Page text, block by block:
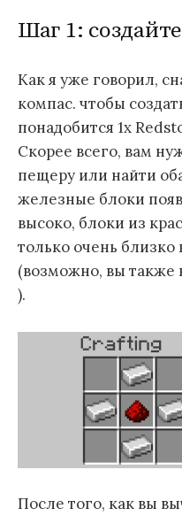
Шаг 1:
Как я уже говорил,
компас. чтобы
понадобится 1x
Скорее всего, вам
пещеру или найти
железные блоки
высоко, блоки из
только очень
(возможно, вы также
).
После того, как вы